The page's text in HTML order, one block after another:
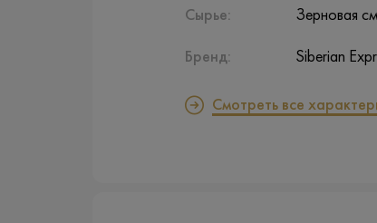
Сырье:
Бренд:
Зерновая
Siberian
Смотреть все